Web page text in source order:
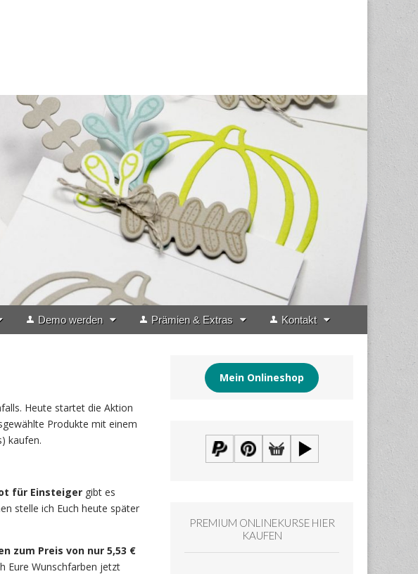
Demo werden Prämien & Extras Kontakt
Heute startet die Aktion
Produkte mit einem
kaufen.
für Einsteigergibt es
stelle ich Euch heute später
zum Preis von nur 5,53 €
Eure Wunschfarben jetzt
Mein Onlineshop
PREMIUM ONLINEKURSE HIER
KAUFEN